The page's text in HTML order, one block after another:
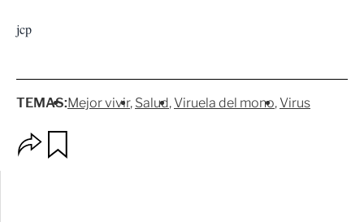
jcp
TEMAS:Mejor vivir Salud Viruela del mono Virus